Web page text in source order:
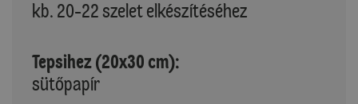
kb. 20-22 szelet elkészítéséhez
Tepsihez (20x30 cm):
sütőpapír